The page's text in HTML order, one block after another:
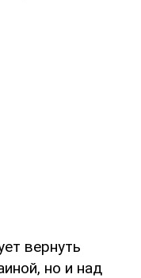
вернуть
но и над